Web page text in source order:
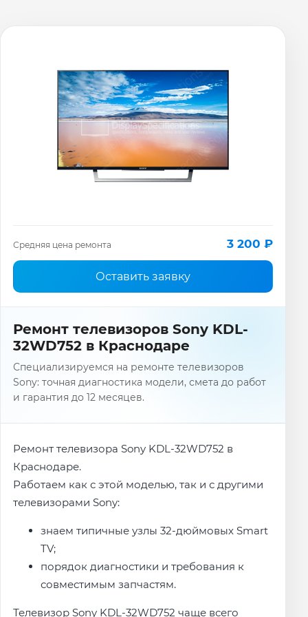
Средняя цена ремонта 3 200 ₽
Оставить заявку
Ремонт телевизоров Sony KDL-
32WD752 в Краснодаре
Специализируемся на ремонте телевизоров
Sony: точная диагностика модели, смета до работ
и гарантия до 12 месяцев.
Ремонт телевизора Sony KDL-32WD752 в
Краснодаре.
Работаем как с этой моделью, так и с другими
телевизорами Sony:
знаем типичные узлы 32-дюймовых Smart
TV;
порядок диагностики и требования к
совместимым запчастям.
Телевизор Sony KDL-32WD752 чаще всего